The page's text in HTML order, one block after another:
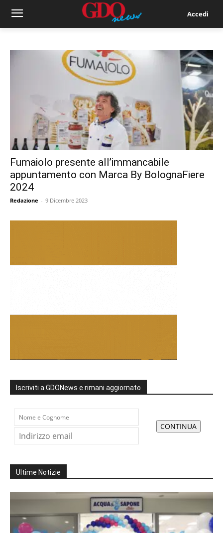
Accedi
Fumaiolo presente all’immancabile
appuntamento con Marca By BolognaFiere
2024
Redazione - 9 Dicembre 2023
Iscriviti a GDONews e rimani aggiornato
Ultime Notizie